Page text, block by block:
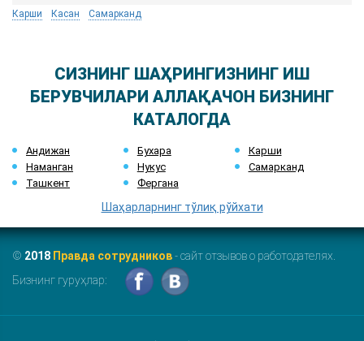
Карши Касан Самарканд
СИЗНИНГ ШАҲРИНГИЗНИНГ ИШ
БЕРУВЧИЛАРИ АЛЛАҚАЧОН БИЗНИНГ
КАТАЛОГДА
Андижан Бухара
Карши
Наманган
Нукус
Самарканд
Ташкент
Фергана
Шаҳарларнинг тўлиқ рўйхати
© 2018 Правда сотрудников- сайт отзывов о работодателях.
Бизнинг гуруҳлар: